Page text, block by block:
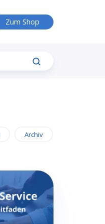
Zum Shop
Archiv